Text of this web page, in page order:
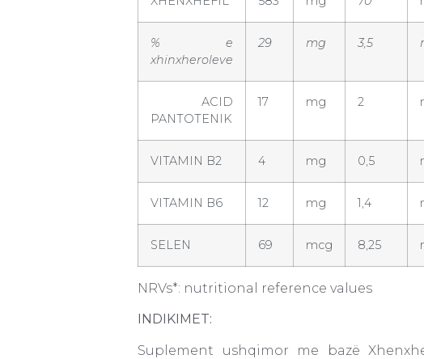
% e
xhinxheroleve
29 mg 3,5
ACID
PANTOTENIK
17 mg 2
VITAMIN B2 4 mg 0,5
VITAMIN B6 12 mg 1,4
SELEN 69 mcg 8,25
NRVs*: nutritional reference values
INDIKIMET:
Suplement ushqimor me bazë